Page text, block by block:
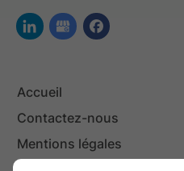
Accueil
Contactez-nous
Mentions légales